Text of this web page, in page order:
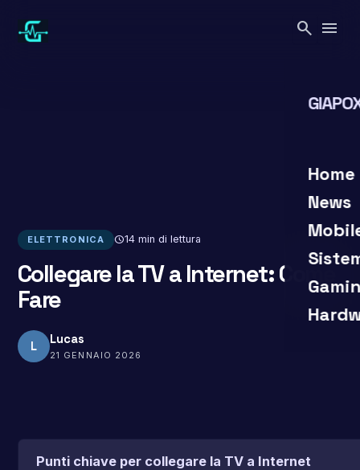
contenuto
search menu
Home
News
ELETTRONICA schedule14 min di lettura
Collegare la TV a Internet: Come
Fare
L Lucas
21 GENNAIO 2026
Punti chiave per collegare la TV a Internet